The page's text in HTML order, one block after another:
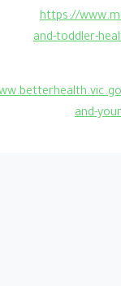
https://
and-toddler-
and-